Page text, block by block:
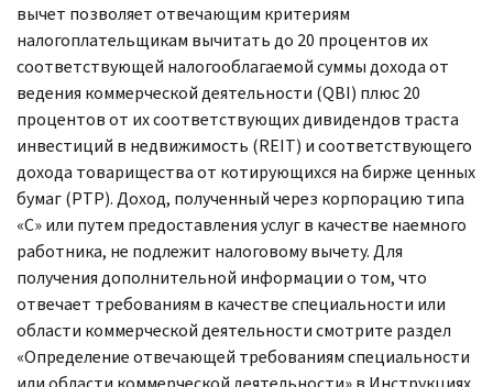
вычет позволяет отвечающим критериям
налогоплательщикам вычитать до 20 процентов их
соответствующей налогооблагаемой суммы дохода от
ведения коммерческой деятельности (QBI) плюс 20
процентов от их соответствующих дивидендов траста
инвестиций в недвижимость (REIT) и соответствующего
дохода товарищества от котирующихся на бирже ценных
бумаг (PTP). Доход, полученный через корпорацию типа
«C» или путем предоставления услуг в качестве наемного
работника, не подлежит налоговому вычету. Для
получения дополнительной информации о том, что
отвечает требованиям в качестве специальности или
области коммерческой деятельности смотрите раздел
«Определение отвечающей требованиям специальности